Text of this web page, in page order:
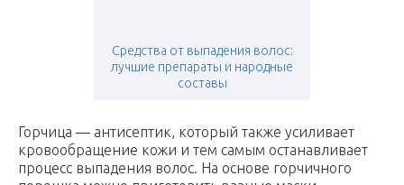
Средства от выпадения волос:
лучшие препараты и народные
составы
Горчица — антисептик, который также усиливает
кровообращение кожи и тем самым останавливает
процесс выпадения волос. На основе горчичного